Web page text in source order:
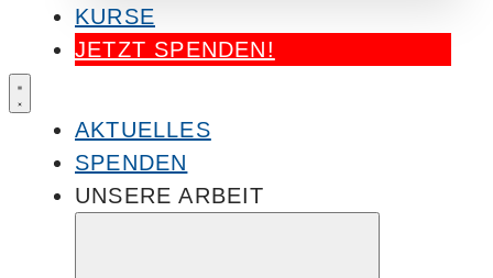
KURSE
JETZT SPENDEN!
AKTUELLES
SPENDEN
UNSERE ARBEIT